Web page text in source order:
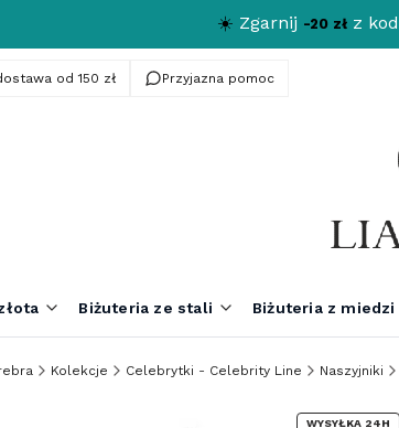
☀️ Zgarnij -20 zł z
od 150 zł Przyjazna pomoc
Biżuteria ze stali Biżuteria z miedzi
Kolekcje Celebrytki - Celebrity Line Naszyjniki
WYSYŁKA 24H